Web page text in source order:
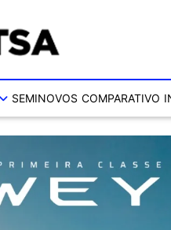
SEMINOVOS COMPARATIVO